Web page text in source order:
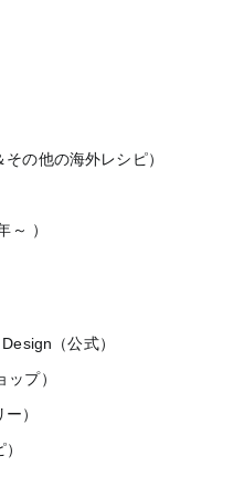
の他の海外レシピ）
～ ）
（公式）
プ）
）